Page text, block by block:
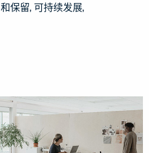
保留 可持续发展